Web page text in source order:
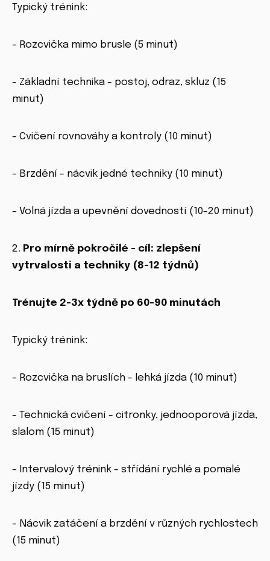
Typický trénink:
- Rozcvička mimo brusle (5 minut)
- Základní technika - postoj, odraz, skluz (15
minut)
- Cvičení rovnováhy a kontroly (10 minut)
- Brzdění - nácvik jedné techniky (10 minut)
- Volná jízda a upevnění dovedností (10-20 minut)
2. Pro mírně pokročilé - cíl: zlepšení
vytrvalosti a techniky (8-12 týdnů)
Trénujte 2-3x týdně po 60-90 minutách
Typický trénink:
- Rozcvička na bruslích - lehká jízda (10 minut)
- Technická cvičení - citronky, jednooporová jízda,
slalom (15 minut)
- Intervalový trénink - střídání rychlé a pomalé
jízdy (15 minut)
- Nácvik zatáčení a brzdění v různých rychlostech
(15 minut)